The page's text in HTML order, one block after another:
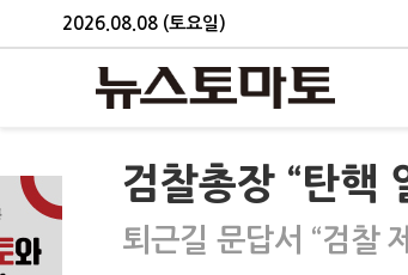
2026.08.08 (토요일)
검찰총장 “탄핵
퇴근길 문답서 “검찰